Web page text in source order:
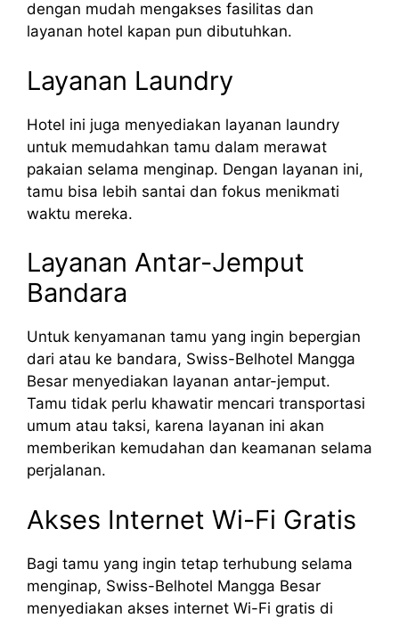
dengan mudah mengakses fasilitas dan
layanan hotel kapan pun dibutuhkan.
Layanan Laundry
Hotel ini juga menyediakan layanan laundry
untuk memudahkan tamu dalam merawat
pakaian selama menginap. Dengan layanan ini,
tamu bisa lebih santai dan fokus menikmati
waktu mereka.
Layanan Antar-Jemput
Bandara
Untuk kenyamanan tamu yang ingin bepergian
dari atau ke bandara, Swiss-Belhotel Mangga
Besar menyediakan layanan antar-jemput.
Tamu tidak perlu khawatir mencari transportasi
umum atau taksi, karena layanan ini akan
memberikan kemudahan dan keamanan selama
perjalanan.
Akses Internet Wi-Fi Gratis
Bagi tamu yang ingin tetap terhubung selama
menginap, Swiss-Belhotel Mangga Besar
menyediakan akses internet Wi-Fi gratis di